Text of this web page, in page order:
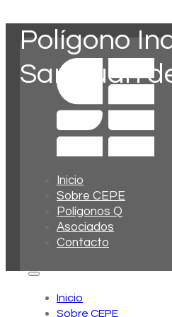
Inicio
Sobre CEPE
Polígonos Q
Asociados
Contacto
Inicio
Sobre CEPE
Polígono
San Juan